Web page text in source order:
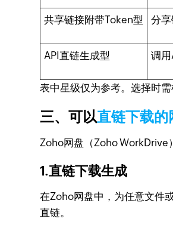
共享链接附带Token型 分
API直链生成型 调
表中星级仅为参考。选择时
三、可以直链下载的
Zoho网盘（Zoho WorkDrive
1.直链下载生成
在Zoho网盘中，为任意文件
直链。